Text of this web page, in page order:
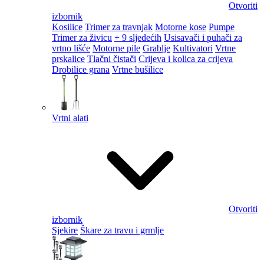
Otvoriti
izbornik
Kosilice Trimer za travnjak Motorne kose Pumpe
Trimer za živicu + 9 sljedećih Usisavači i puhači za
vrtno lišće Motorne pile Grablje Kultivatori Vrtne
prskalice Tlačni čistači Crijeva i kolica za crijeva
Drobilice grana Vrtne bušilice
Vrtni alati
Otvoriti
izbornik
Sjekire Škare za travu i grmlje